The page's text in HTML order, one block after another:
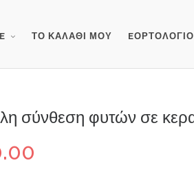
ΤΟ ΚΑΛΑΘΙ ΜΟΥ EΟΡΤΟΛΟΓΙΟ
σύνθεση φυτών σε